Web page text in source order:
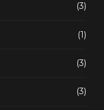
(3)
(1)
(3)
(3)